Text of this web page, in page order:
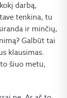
darbą,
tenkina, tu
ir minčių,
Galbūt tai
klausimas.
šiuo metu,